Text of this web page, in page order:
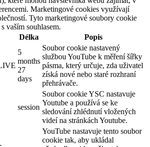
Marketingové cookies využívají
Tyto marketingové soubory cookie
vaším souhlasem.
Délka Popis
5
months
27
days
Soubor cookie nastavený
službou YouTube k měření šířky
pásma, který určuje, zda uživatel
získá nové nebo staré rozhraní
přehrávače.
session
Soubor cookie YSC nastavuje
Youtube a používá se ke
sledování zhlédnutí vložených
videí na stránkách Youtube.
YouTube nastavuje tento soubor
cookie tak, aby ukládal